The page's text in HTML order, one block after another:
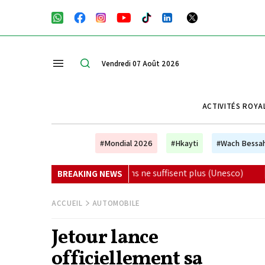
Vendredi 07 Août 2026
ACTIVITÉS
#Mondial 2026 #Hkayti #Wach
BREAKING NEWS
ne suffisent plus (Unesco) | Ryanair renforce son
ACCUEIL AUTOMOBILE
Jetour lance
officiellement sa